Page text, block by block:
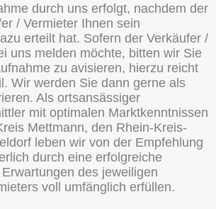
durch uns erfolgt, nachdem der
/ Vermieter Ihnen sein
erteilt hat. Sofern der Verkäufer /
uns melden möchte, bitten wir Sie
zu avisieren, hierzu reicht
Wir werden Sie dann gerne als
Als ortsansässiger
mit optimalen Marktkenntnissen
Mettmann, den Rhein-Kreis-
leben wir von der Empfehlung
durch eine erfolgreiche
des jeweiligen
voll umfänglich erfüllen.